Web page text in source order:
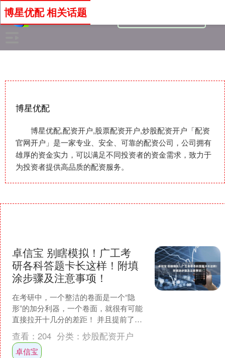
博星优配
博星优配,配资开户,股票配资开户,炒股配资开户「配资
官网开户」是一家专业、安全、可靠的配资公司，公司拥有
雄厚的资金实力，可以满足不同投资者的资金需求，致力于
为投资者提供高品质的配资服务。
博星优配 相关话题
卓信宝 别瞎模拟！广工考
研各科答题卡长这样！附填
涂步骤及注意事项！
在考研中，一个整洁的卷面是一个“隐
形”的加分利器，一个卷面，就很有可能
直接拉开十几分的差距！ 并且提前了解
考试答题卡能让大家更快进入考试状
态，同时还可以估算大致....
查看： 204 分类： 炒股配资开户
卓信宝